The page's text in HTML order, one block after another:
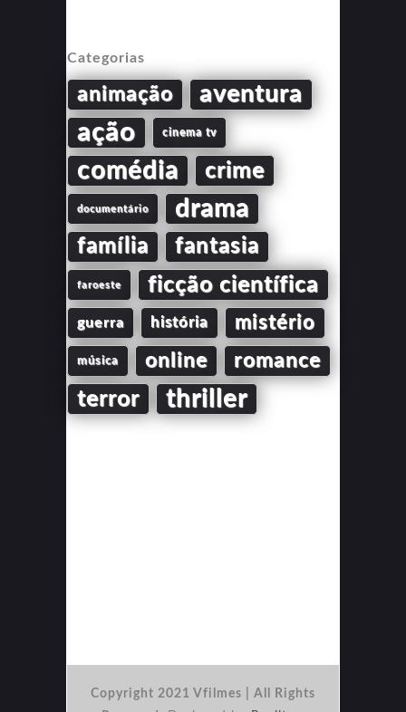
Categorias
animação aventura
ação cinema tv
comédia crime
documentário drama
família fantasia
faroeste ficção científica
guerra história mistério
música online romance
terror thriller
Copyright 2021 Vfilmes | All Rights